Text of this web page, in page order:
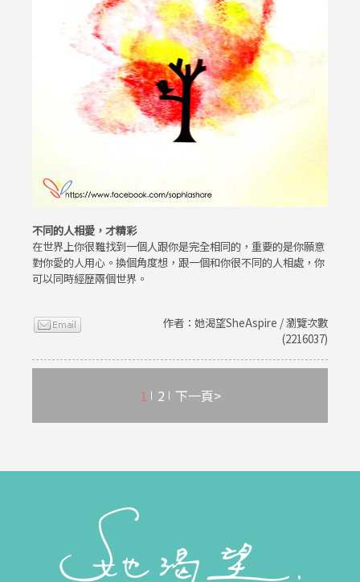
不同的人相愛，才精彩
在世界上你很難找到一個人跟你是完全相同的，重要的是你願意
對你愛的人用心。換個角度想，跟一個和你很不同的人相處，你
可以同時經歷兩個世界。
作者：她渴望SheAspire / 瀏覽次數
(2216037)
1 2 下一頁>